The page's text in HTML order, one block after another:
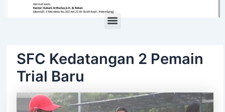
SFC Kedatangan 2 Pemain
Trial Baru